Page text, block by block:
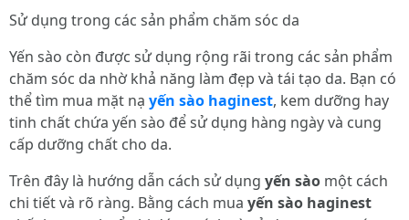
Sử dụng trong các sản phẩm chăm sóc da
Yến sào còn được sử dụng rộng rãi trong các sản phẩm
chăm sóc da nhờ khả năng làm đẹp và tái tạo da. Bạn có
thể tìm mua mặt nạ yến sào haginest, kem dưỡng hay
tinh chất chứa yến sào để sử dụng hàng ngày và cung
cấp dưỡng chất cho da.
Trên đây là hướng dẫn cách sử dụng yến sào một cách
chi tiết và rõ ràng. Bằng cách mua yến sào haginest